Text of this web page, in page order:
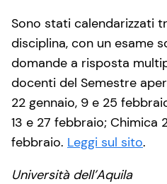
Sono stati calendarizzati
disciplina, con un esame
domande a risposta
docenti del Semestre
22 gennaio, 9 e 25
13 e 27 febbraio; Chimica
febbraio. Leggi sul sito.
Università dell’Aquila